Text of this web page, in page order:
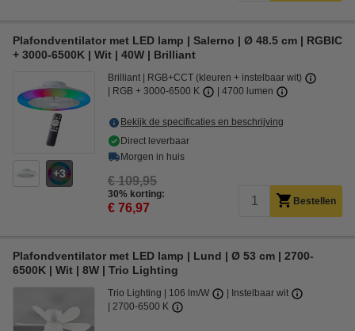
Plafondventilator met LED lamp | Salerno | Ø 48.5 cm | RGBIC
+ 3000-6500K | Wit | 40W | Brilliant
3
Brilliant
RGB+CCT (kleuren + instelbaar wit)
RGB + 3000-6500 K
4700 lumen
Bekijk de specificaties en beschrijving
Direct leverbaar
Morgen in huis
€ 109,95
30% korting:
€ 76,97 Bestellen
Plafondventilator met LED lamp | Lund | Ø 53 cm | 2700-
6500K | Wit | 8W | Trio Lighting
Trio Lighting 106 lm/W
Instelbaar wit
2700-6500 K